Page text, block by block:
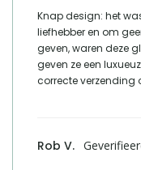
marktdeelnemer in de eu
marktdeelnemer in de eu
Knap design: het
liefhebber en om
geven, waren deze
geven ze een
correcte verzending
Rob V.